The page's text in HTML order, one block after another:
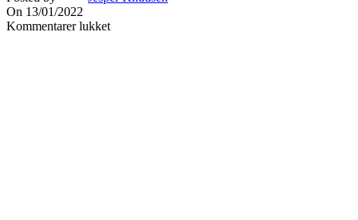
On 13/01/2022
Kommentarer lukket